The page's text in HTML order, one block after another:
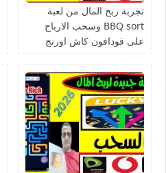
تجربة ربح المال من لعبة
BBQ sort وسحب الارباح
على فودافون كاش اورنج